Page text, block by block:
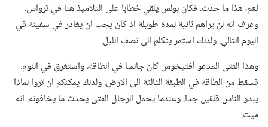
نعم،‏ هذا ما حدث.‏ فكان بولس يلقي خطابا على التلاميذ هنا في ترواس.‏
وعرف انه لن يراهم ثانية لمدة طويلة اذ كان يجب ان يغادر في سفينة في
اليوم التالي.‏ ولذلك استمر يتكلم الى نصف الليل.‏
وهذا الفتى المدعو أفتيخوس كان جالسا في الطاقة،‏ واستغرق في النوم.‏
فسقط من الطاقة في الطبقة الثالثة الى الارض!‏ ولذلك يمكنكم ان تروا لماذا
يبدو الناس قلقين جدا.‏ وعندما يحمل الرجال الفتى يحدث ما يخافونه.‏ انه
ميت!‏